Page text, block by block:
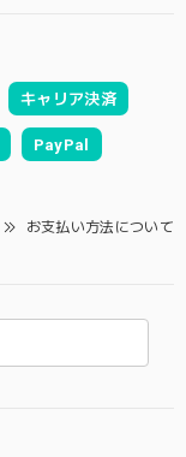
キャリア決済
PayPal
お支払い方法について